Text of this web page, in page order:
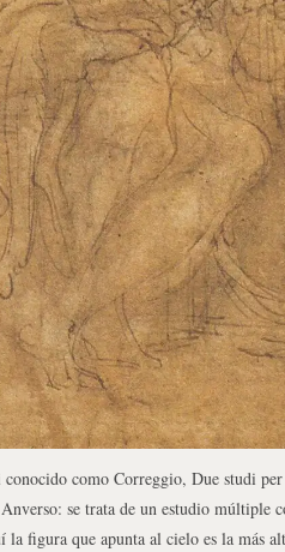
como Correggio, Due studi
se trata de un estudio múltiple
la figura que apunta al cielo es la más